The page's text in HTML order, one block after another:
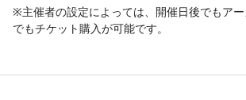
※主催者の設定によっては、開催日後でもア
でもチケット購入が可能です。